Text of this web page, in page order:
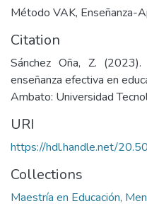
Método VAK, Enseñanza-
Citation
Sánchez Oña, Z.
enseñanza efectiva en
Ambato: Universidad
URI
https://hdl.handle.net/
Collections
Maestría en Educación,